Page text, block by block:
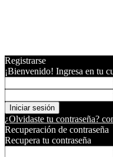
Registrarse
¡Bienvenido! Ingresa en tu
¿Olvidaste tu contraseña?
Recuperación de contraseña
Recupera tu contraseña